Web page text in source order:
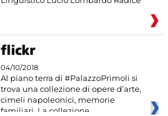
04/10/2018
Al piano terra di #PalazzoPrimoli si
trova una collezione di opere d’arte,
cimeli napoleonici, memorie
familiari. La collezione